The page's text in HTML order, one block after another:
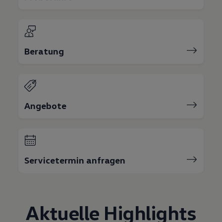
Beratung
Angebote
Servicetermin anfragen
Aktuelle Highlights